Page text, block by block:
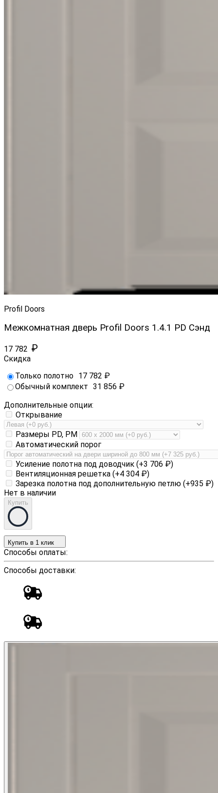
Profil Doors
Межкомнатная дверь Profil Doors 1.4.1 PD Сэнд
17 782 ₽
Скидка
Только полотно 17 782 ₽
Обычный комплект 31 856 ₽
Дополнительные опции:
Открывание
Размеры PD, PM
Автоматический порог
Усиление полотна под доводчик (+3 706 ₽)
Вентиляционная решетка (+4 304 ₽)
Зарезка полотна под дополнительную петлю (+935 ₽)
Нет в наличии
Купить
Купить в 1 клик
Способы оплаты:
Способы доставки: